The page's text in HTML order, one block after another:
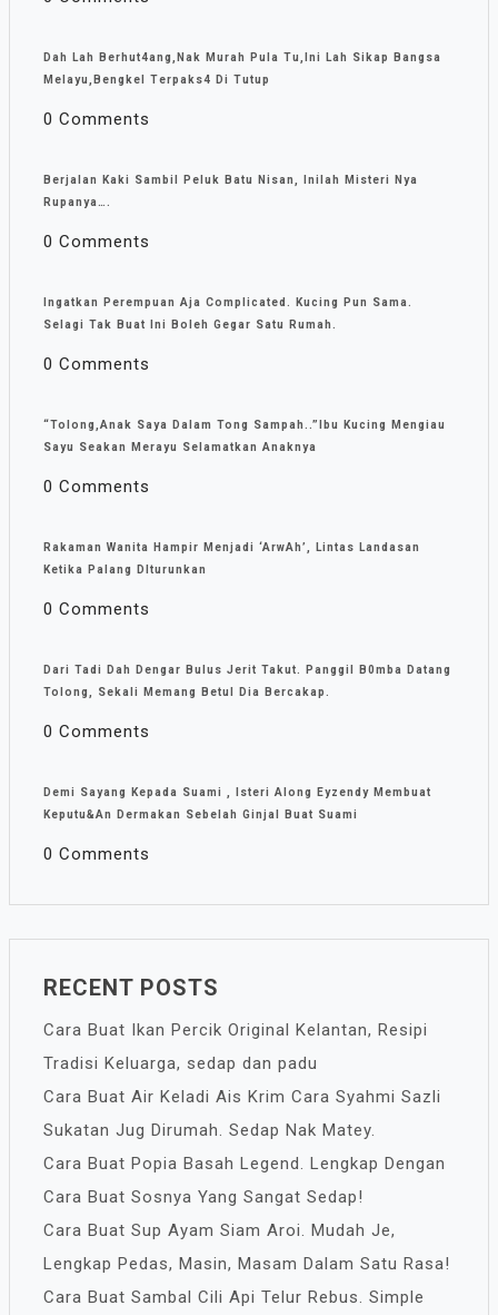
Dah Lah Berhut4ang,Nak Murah Pula Tu,Ini Lah Sikap Bangsa
Melayu,Bengkel Terpaks4 Di Tutup
0 Comments
Berjalan Kaki Sambil Peluk Batu Nisan, Inilah Misteri Nya
Rupanya….
0 Comments
Ingatkan Perempuan Aja Complicated. Kucing Pun Sama.
Selagi Tak Buat Ini Boleh Gegar Satu Rumah.
0 Comments
“Tolong,Anak Saya Dalam Tong Sampah..”Ibu Kucing Mengiau
Sayu Seakan Merayu Selamatkan Anaknya
0 Comments
Rakaman Wanita Hampir Menjadi ‘ArwAh’, Lintas Landasan
Ketika Palang DIturunkan
0 Comments
Dari Tadi Dah Dengar Bulus Jerit Takut. Panggil B0mba Datang
Tolong, Sekali Memang Betul Dia Bercakap.
0 Comments
Demi Sayang Kepada Suami , Isteri Along Eyzendy Membuat
Keputu&an Dermakan Sebelah Ginjal Buat Suami
0 Comments
RECENT POSTS
Cara Buat Ikan Percik Original Kelantan, Resipi
Tradisi Keluarga, sedap dan padu
Cara Buat Air Keladi Ais Krim Cara Syahmi Sazli
Sukatan Jug Dirumah. Sedap Nak Matey.
Cara Buat Popia Basah Legend. Lengkap Dengan
Cara Buat Sosnya Yang Sangat Sedap!
Cara Buat Sup Ayam Siam Aroi. Mudah Je,
Lengkap Pedas, Masin, Masam Dalam Satu Rasa!
Cara Buat Sambal Cili Api Telur Rebus. Simple